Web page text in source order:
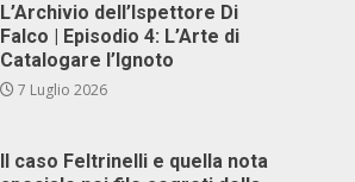
L’Archivio dell’Ispettore Di
Falco | Episodio 4: L’Arte di
Catalogare l’Ignoto
7 Luglio 2026
Il caso Feltrinelli e quella nota